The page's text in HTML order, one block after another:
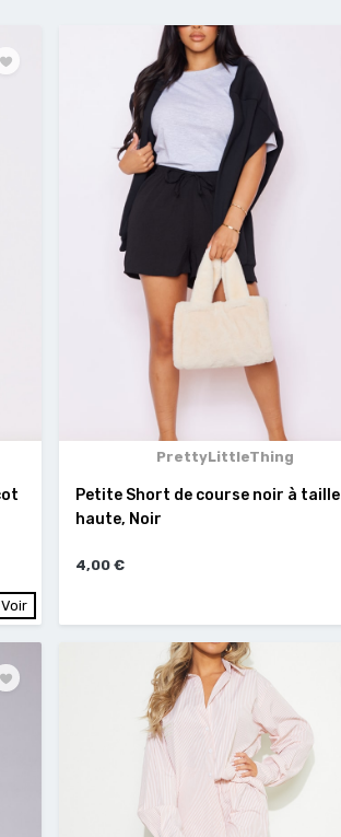
Voir
PrettyLittleThing
Petite Short de course noir à taille
haute, Noir
4,00 €